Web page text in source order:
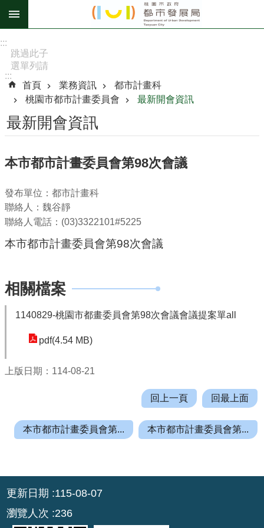
跳到主要內容區塊
階
搜
尋
訊
公
認
識
們
關
通
訊
務
府
資
:::
跳過此子
選單列請
[Enter]，
繼續則按
[Tab]
:::
首頁
業務資訊
都市計畫科
桃園市都市計畫委員會
最新開會資訊
最新開會資訊
本市都市計畫委員會第98次會議
發布單位：都市計畫科
聯絡人：魏谷靜
聯絡人電話：(03)3322101#5225
本市都市計畫委員會第98次會議
相關檔案
1140829-桃園市都畫委員會第98次會議會議提案單all
pdf(4.54 MB)
上版日期：114-08-21
回上一頁 回最上面
本市都市計畫委員會第... 本市都市計畫委員會第...
更新日期 115-08-07
瀏覽人次
236